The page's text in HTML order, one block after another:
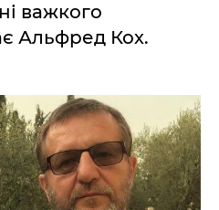
важкого
Альфред Кох.